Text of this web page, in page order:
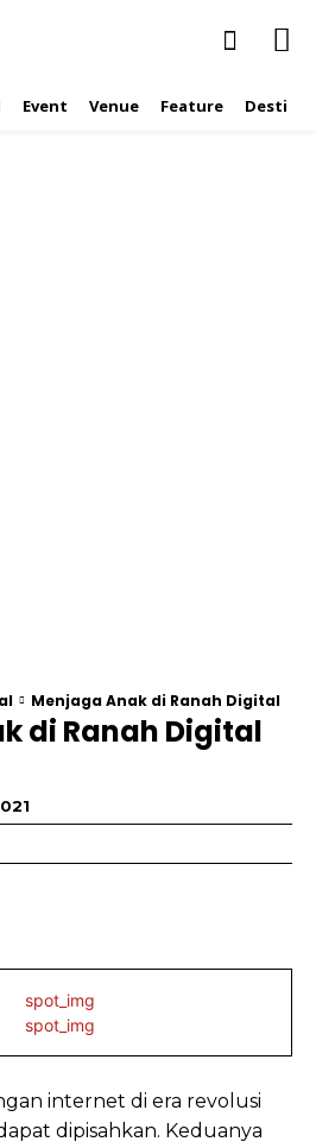
Event Venue Feature
Menjaga Anak di Ranah Digital
di Ranah Digital
internet di era revolusi
dipisahkan. Keduanya